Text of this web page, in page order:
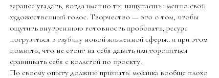
заранее угадать, когда именно ты нащупаешь именно свой
художественный голос. Творчество — это о том, чтобы
ощутить внутреннюю готовность пробовать, ресурс
погрузиться в глубину новой жизненной сферы.. и при этом
помнить, что не стоит на себя давить или торопиться
сравнивать себя с коллегой по проекту.
По своему опыту должны признать: мозаика вообще плохо